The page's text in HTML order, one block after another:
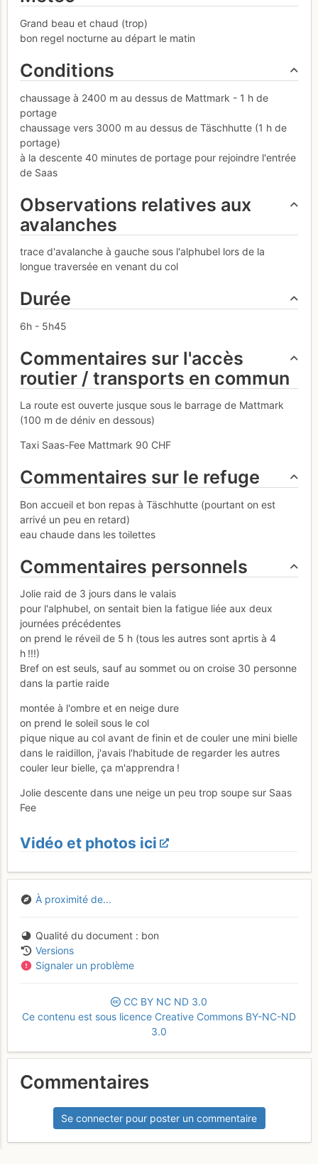
Grand beau et chaud (trop)
bon regel nocturne au départ le matin
Conditions
chaussage à 2400 m au dessus de Mattmark - 1 h de
portage
chaussage vers 3000 m au dessus de Täschhutte (1 h de
portage)
à la descente 40 minutes de portage pour rejoindre l'entrée
de Saas
Observations relatives aux
avalanches
trace d'avalanche à gauche sous l'alphubel lors de la
longue traversée en venant du col
Durée
6h - 5h45
Commentaires sur l'accès
routier / transports en commun
La route est ouverte jusque sous le barrage de Mattmark
(100 m de déniv en dessous)
Taxi Saas-Fee Mattmark 90 CHF
Commentaires sur le refuge
Bon accueil et bon repas à Täschhutte (pourtant on est
arrivé un peu en retard)
eau chaude dans les toilettes
Commentaires personnels
Jolie raid de 3 jours dans le valais
pour l'alphubel, on sentait bien la fatigue liée aux deux
journées précédentes
on prend le réveil de 5 h (tous les autres sont aprtis à 4
h !!!)
Bref on est seuls, sauf au sommet ou on croise 30 personne
dans la partie raide
montée à l'ombre et en neige dure
on prend le soleil sous le col
pique nique au col avant de finin et de couler une mini bielle
dans le raidillon, j'avais l'habitude de regarder les autres
couler leur bielle, ça m'apprendra !
Jolie descente dans une neige un peu trop soupe sur Saas
Fee
Vidéo et photos ici
À proximité de...
Qualité du document
bon
Versions
Signaler un problème
CC BY NC ND 3.0
Ce contenu est sous licence Creative Commons BY-NC-ND
3.0
Commentaires
Se connecter pour poster un commentaire